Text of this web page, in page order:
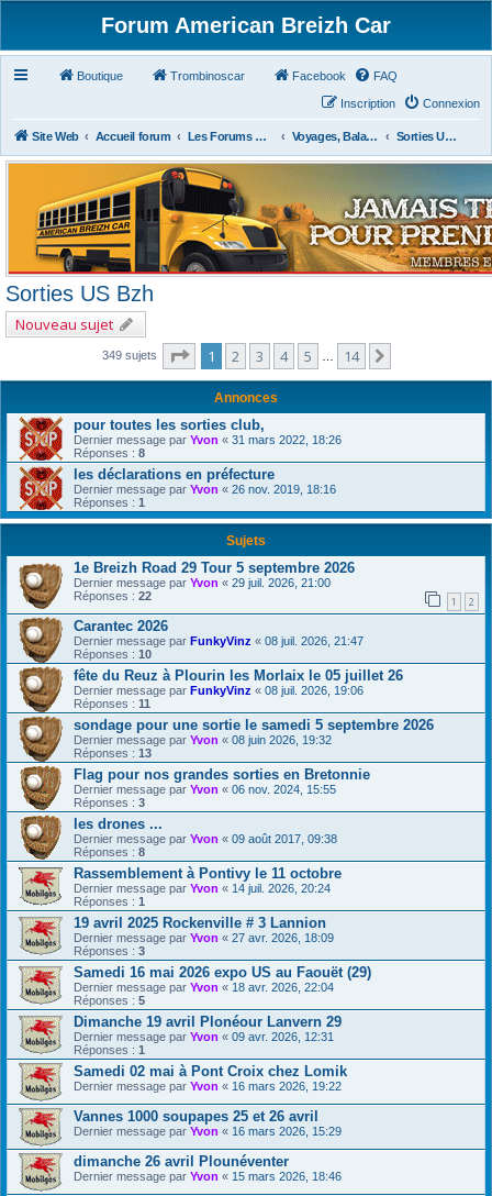
Forum American Breizh Car
Boutique Trombinoscar Facebook FAQ
Connexion
Inscription
Site Web Accueil forum Les Forums Divers Voyages, Balades, Expos, Salons, Concerts, Festivals Sorties US Bzh
Sorties US Bzh
Nouveau sujet
349 sujets Page 1sur
1 2 3 4 5 14
Annonces
pour toutes les sorties club,
Dernier message par Yvon « 31 mars 2022, 18:26
Réponses : 8
les déclarations en préfecture
Dernier message par Yvon « 26 nov. 2019, 18:16
Réponses : 1
Sujets
1e Breizh Road 29 Tour 5 septembre 2026
Dernier message par Yvon « 29 juil. 2026, 21:00
Réponses : 22 1 2
Carantec 2026
Dernier message par FunkyVinz « 08 juil. 2026, 21:47
Réponses : 10
fête du Reuz à Plourin les Morlaix le 05 juillet 26
Dernier message par FunkyVinz « 08 juil. 2026, 19:06
Réponses : 11
sondage pour une sortie le samedi 5 septembre 2026
Dernier message par Yvon « 08 juin 2026, 19:32
Réponses : 13
Flag pour nos grandes sorties en Bretonnie
Dernier message par Yvon « 06 nov. 2024, 15:55
Réponses : 3
les drones ...
Dernier message par Yvon « 09 août 2017, 09:38
Réponses : 8
Rassemblement à Pontivy le 11 octobre
Dernier message par Yvon « 14 juil. 2026, 20:24
Réponses : 1
19 avril 2025 Rockenville # 3 Lannion
Dernier message par Yvon « 27 avr. 2026, 18:09
Réponses : 3
Samedi 16 mai 2026 expo US au Faouët (29)
Dernier message par Yvon « 18 avr. 2026, 22:04
Réponses : 5
Dimanche 19 avril Plonéour Lanvern 29
Dernier message par Yvon « 09 avr. 2026, 12:31
Réponses : 1
Samedi 02 mai à Pont Croix chez Lomik
Dernier message par Yvon « 16 mars 2026, 19:22
Vannes 1000 soupapes 25 et 26 avril
Dernier message par Yvon « 16 mars 2026, 15:29
dimanche 26 avril Plounéventer
Dernier message par Yvon « 15 mars 2026, 18:46